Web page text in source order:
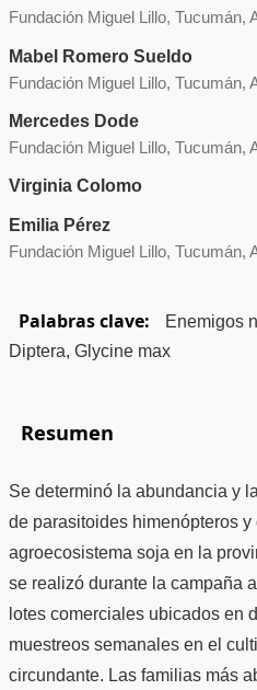
Fundación Miguel Lillo, Tucumán,
Mabel Romero Sueldo
Fundación Miguel Lillo, Tucumán,
Mercedes Dode
Fundación Miguel Lillo, Tucumán,
Virginia Colomo
Emilia Pérez
Fundación Miguel Lillo, Tucumán,
Palabras clave:
Enemigos
Diptera, Glycine max
Resumen
Se determinó la abundancia y
de parasitoides himenópteros y
agroecosistema soja en la
se realizó durante la campaña
lotes comerciales ubicados en
muestreos semanales en el
circundante. Las familias más